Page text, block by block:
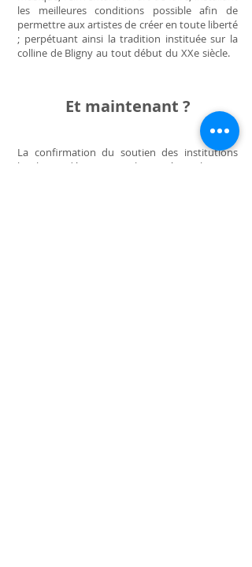
les meilleures conditions possible afin de
permettre aux artistes de créer en toute liberté
; perpétuant ainsi la tradition instituée sur la
colline de Bligny au tout début du XXe siècle.
Et maintenant ?
La confirmation du soutien des institutions
locales, départementales, régionales et